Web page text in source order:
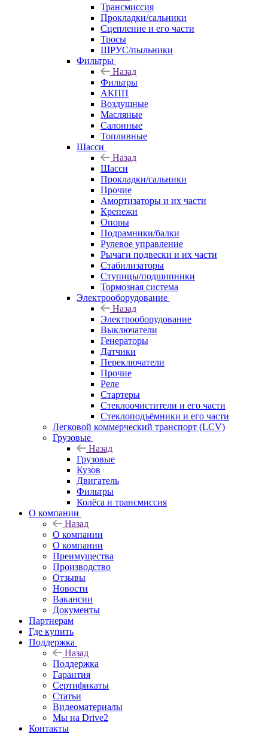
Трансмиссия
Прокладки/сальники
Сцепление и его части
Тросы
ШРУС/пыльники
Фильтры
Назад
Фильтры
АКПП
Воздушные
Масляные
Салонные
Топливные
Шасси
Назад
Шасси
Прокладки/сальники
Прочие
Амортизаторы и их части
Крепежи
Опоры
Подрамники/балки
Рулевое управление
Рычаги подвески и их части
Стабилизаторы
Ступицы/подшипники
Тормозная система
Электрооборудование
Назад
Электрооборудование
Выключатели
Генераторы
Датчики
Переключатели
Прочие
Реле
Стартеры
Стеклоочистители и его части
Стеклоподъёмники и его части
Легковой коммерческий транспорт (LCV)
Грузовые
Назад
Грузовые
Кузов
Двигатель
Фильтры
Колёса и трансмиссия
О компании
Назад
О компании
О компании
Преимущества
Производство
Отзывы
Новости
Вакансии
Документы
Партнерам
Где купить
Поддержка
Назад
Поддержка
Гарантия
Сертификаты
Статьи
Видеоматериалы
Мы на Drive2
Контакты